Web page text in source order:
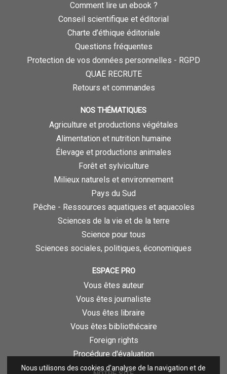
Nous utilisons des cookies d’analyse de la navigation et de
Comment lire un ebook ?
Conseil scientifique et éditorial
Charte d’éthique éditoriale
Questions fréquentes
Protection de vos données personnelles - RGPD
QUAE RECRUTE
Retours et commandes
NOS THÉMATIQUES
Agriculture et productions végétales
Alimentation et nutrition humaine
Élevage et productions animales
Forêt et sylviculture
Milieux naturels et environnement
Pays du Sud
Pêche - Ressources aquatiques et aquacoles
Sciences de la vie et de la terre
Science pour tous
Sciences sociales, politiques, économiques
ESPACE PRO
Vous êtes auteur
Vous êtes journaliste
Vous êtes libraire
Vous êtes bibliothécaire
Foreign rights
Procédure d'évaluation